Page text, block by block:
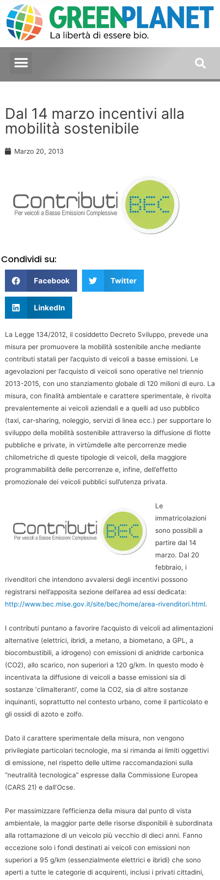
Dal 14 marzo incentivi alla
mobilità sostenibile
Marzo 20, 2013
Condividi su:
Facebook Twitter
LinkedIn
La Legge 134/2012, il cosiddetto Decreto Sviluppo, prevede una
misura per promuovere la mobilità sostenibile anche mediante
contributi statali per l’acquisto di veicoli a basse emissioni. Le
agevolazioni per l’acquisto di veicoli sono operative nel triennio
2013-2015, con uno stanziamento globale di 120 milioni di euro. La
misura, con finalità ambientale e carattere sperimentale, è rivolta
prevalentemente ai veicoli aziendali e a quelli ad uso pubblico
(taxi, car-sharing, noleggio, servizi di linea ecc.) per supportare lo
sviluppo della mobilità sostenibile attraverso la diffusione di flotte
pubbliche e private, in virtùmdelle alte percorrenze medie
chilometriche di queste tipologie di veicoli, della maggiore
programmabilità delle percorrenze e, infine, dell’effetto
promozionale dei veicoli pubblici sull’utenza privata.
Le
immatricolazioni
sono possibili a
partire dal 14
marzo. Dal 20
febbraio, i
rivenditori che intendono avvalersi degli incentivi possono
registrarsi nell’apposita sezione dell’area ad essi dedicata:
http://www.bec.mise.gov.it/site/bec/home/area-rivenditori.html.
I contributi puntano a favorire l’acquisto di veicoli ad alimentazioni
alternative (elettrici, ibridi, a metano, a biometano, a GPL, a
biocombustibili, a idrogeno) con emissioni di anidride carbonica
(CO2), allo scarico, non superiori a 120 g/km. In questo modo è
incentivata la diffusione di veicoli a basse emissioni sia di
sostanze ‘climalteranti’, come la CO2, sia di altre sostanze
inquinanti, soprattutto nel contesto urbano, come il particolato e
gli ossidi di azoto e zolfo.
Dato il carattere sperimentale della misura, non vengono
privilegiate particolari tecnologie, ma si rimanda ai limiti oggettivi
di emissione, nel rispetto delle ultime raccomandazioni sulla
“neutralità tecnologica” espresse dalla Commissione Europea
(CARS 21) e dall’Ocse.
Per massimizzare l’efficienza della misura dal punto di vista
ambientale, la maggior parte delle risorse disponibili è subordinata
alla rottamazione di un veicolo più vecchio di dieci anni. Fanno
eccezione solo i fondi destinati ai veicoli con emissioni non
superiori a 95 g/km (essenzialmente elettrici e ibridi) che sono
aperti a tutte le categorie di acquirenti, inclusi i privati cittadini,